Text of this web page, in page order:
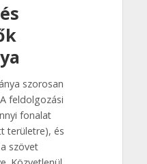
szorosan
feldolgozási
fonalat
területre), és
szövet